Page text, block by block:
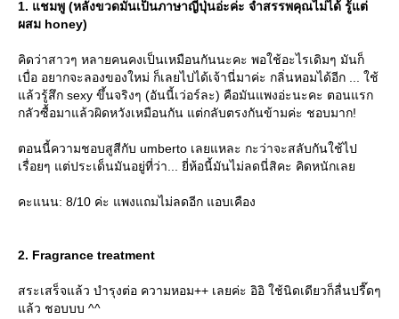
1. แชมพู (หลังขวดมันเป็นภาษาญี่ปุ่นอ่ะค่ะ จำสรรพคุณไม่ได้ รู้แต่
ผสม honey)
คิดว่าสาวๆ หลายคนคงเป็นเหมือนกันนะคะ พอใช้อะไรเดิมๆ มันก็
เบื่อ อยากจะลองของใหม่ ก็เลยไปได้เจ้านี่มาค่ะ กลิ่นหอมได้อีก ... ใช้
ล้วรู้สึก sexy ขึ้นจริงๆ (อันนี้เว่อร์ละ) คือมันแพงอ่ะนะคะ ตอนแรก
กลัวซื้อมาแล้วผิดหวังเหมือนกัน แต่กลับตรงกันข้ามค่ะ ชอบมาก!
ตอนนี้ความชอบสูสีกับ umberto เลยแหละ กะว่าจะสลับกันใช้ไป
เรื่อยๆ แต่ประเด็นมันอยู่ที่ว่า... ยี่ห้อนี้มันไม่ลดนี่สิคะ คิดหนักเล
คะแนน: 8/10 ค่ะ แพงแถมไม่ลดอีก แอบเคือง
2. Fragrance treatment
สระเสร็จแล้ว บำรุงต่อ ความหอม++ เลยค่ะ อิอิ ใช้นิดเดียวก็ลื่นปรื๊ดๆ
ล้ว ชอบบบ ^^